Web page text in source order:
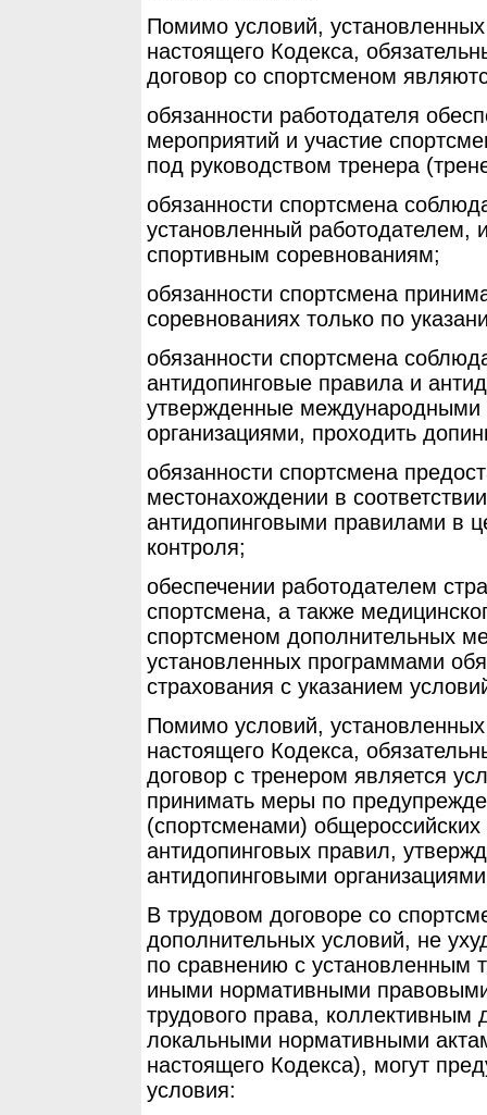
Помимо условий,
настоящего Кодекса,
договор со спортсменом
обязанности работодателя
мероприятий и участие
под руководством тренера
обязанности спортсмена
установленный работодателем,
спортивным соревнованиям;
обязанности спортсмена
соревнованиях только по
обязанности спортсмена
антидопинговые правила и
утвержденные международными
организациями, проходить
обязанности спортсмена
местонахождении в
антидопинговыми правилами в
контроля;
обеспечении работодателем
спортсмена, а также
спортсменом дополнительных
установленных программами
страхования с указанием
Помимо условий,
настоящего Кодекса,
договор с тренером является
принимать меры по
(спортсменами)
антидопинговых правил,
антидопинговыми
В трудовом договоре со
дополнительных условий, не
по сравнению с установленным
иными нормативными
трудового права,
локальными нормативными
настоящего Кодекса), могут
условия: